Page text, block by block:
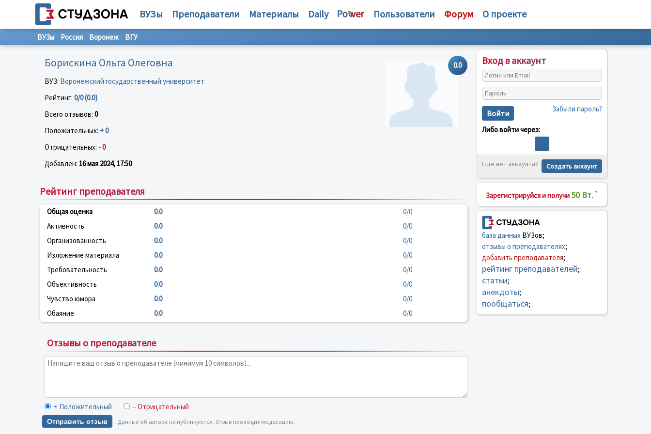
ВУЗы Преподаватели Материалы Daily Пользователи Форум О проекте
ВУЗы Россия Воронеж ВГУ
0.0
Борискина Ольга Олеговна
ВУЗ: Воронежский государственный университет
Рейтинг: 0/0 (0.0)
Всего отзывов: 0
Положительных: + 0
Отрицательных: - 0
Добавлен: 16 мая 2024, 17:50
Рейтинг преподавателя
Общая оценка 0.0
0/0
Активность
0.0
0/0
Организованность
0.0
0/0
Изложение материала
0.0
0/0
Требовательность
0.0
0/0
Объективность
0.0
0/0
Чувство юмора
0.0
0/0
Обаяние
0.0 0/0
Отзывы о преподавателе
+ Положительный – Отрицательный
Отправить отзыв Данные об авторе не публикуются. Отзыв проходит модерацию.
Вход в аккаунт
Войти Забыли пароль?
Либо войти через:
Ещё нет аккаунта? Создать аккаунт
Зарегистрируйся и получи 50 Вт. ?
база данныхВУЗов;
отзывы о преподавателях;
добавить преподавателя;
рейтинг преподавателей;
статьи;
анекдоты;
пообщаться;